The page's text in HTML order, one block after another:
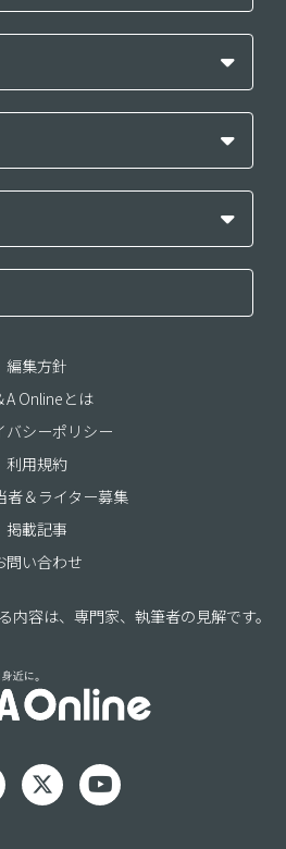
編集方針
A Onlineとは
バシーポリシー
利用規約
者＆ライター募集
掲載記事
問い合わせ
容は、専門家、執筆者の見解です。